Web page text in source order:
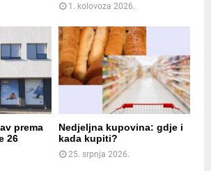
1. kolovoza 2026.
prema
26
Nedjeljna kupovina: gdje i
kada kupiti?
25. srpnja 2026.